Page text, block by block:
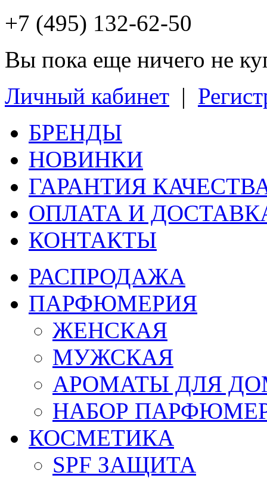
+7 (495) 132-62-50
Вы пока еще ничего не
Личный кабинет |
БРЕНДЫ
НОВИНКИ
ГАРАНТИЯ
ОПЛАТА И
КОНТАКТЫ
РАСПРОДАЖА
ПАРФЮМЕРИЯ
ЖЕНСКАЯ
МУЖСКАЯ
АРОМАТЫ ДЛЯ
НАБОР
КОСМЕТИКА
SPF ЗАЩИТА